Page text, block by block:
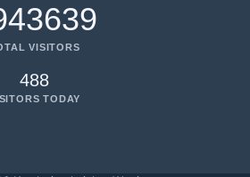
VISITORS
488
TODAY